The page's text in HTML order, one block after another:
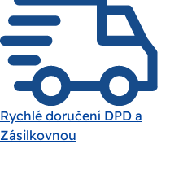
Rychlé doručení DPD a
Zásilkovnou